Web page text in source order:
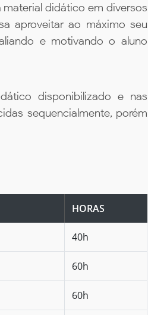
didático em diversos
aproveitar ao máximo seu
e motivando o aluno
disponibilizado e nas
sequencialmente, porém
HORAS
40h
60h
60h